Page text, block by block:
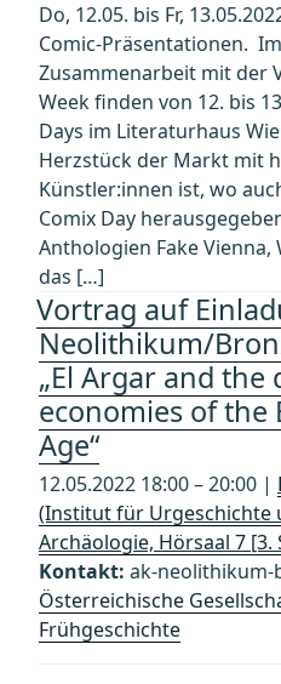
Do, 12.05. bis Fr,
Comic-Präsentationen.
Zusammenarbeit mit der
Week finden von 12. bis
Days im Literaturhaus
Herzstück der Markt mit
Künstler:innen ist, wo
Comix Day
Anthologien Fake
das […]
Vortrag auf
Neolithikum/
„El Argar and the
economies of the
Age“
12.05.2022 18:00 – 20:00 |
(Institut für Urgeschichte
Archäologie, Hörsaal 7 [3.
Kontakt: ak-neolithikum-
Österreichische
Frühgeschichte